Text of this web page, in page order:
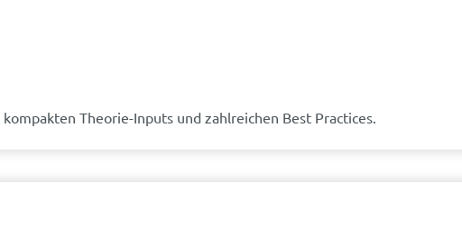
Theorie-Inputs und zahlreichen Best Practices.